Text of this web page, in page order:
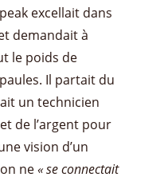
excellait dans
demandait à
le poids de
Il partait du
un technicien
de l’argent pour
vision d’un
ne« se connectait